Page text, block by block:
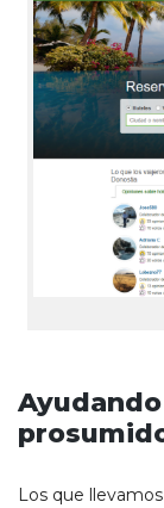
Los que